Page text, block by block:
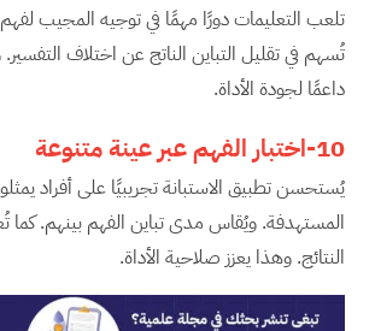
تلعب التعليمات دورًا مهمًا في توجيه المجيب
تُسهم في تقليل التباين الناتج عن اختلاف
داعمًا لجودة الأداة.
10-اختبار الفهم عبر عينة متنوعة
يُستحسن تطبيق الاستبانة تجريبيًا على أفراد
المستهدفة. ويُقاس مدى تباين الفهم بينهم. كما
النتائج. وهذا يعزز صلاحية الأداة.